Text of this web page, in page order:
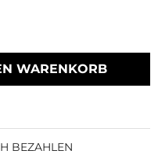
WARENKORB
BEZAHLEN